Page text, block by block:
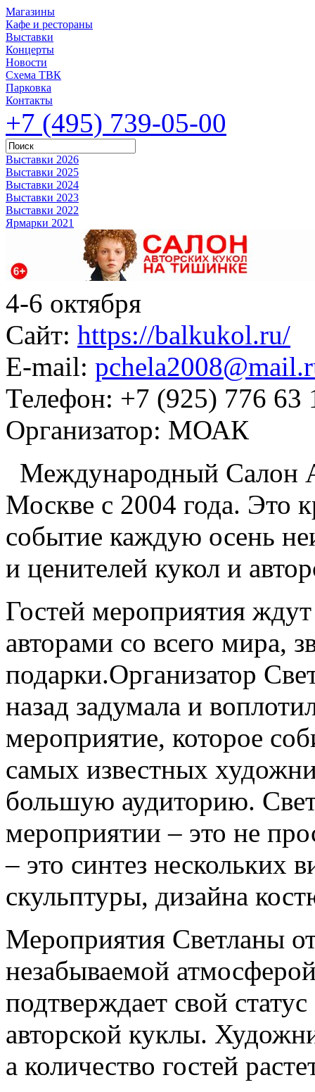
Магазины
Кафе и рестораны
Выставки
Концерты
Новости
Схема ТВК
Парковка
Контакты
+7 (495) 739-05-00
Выставки 2026
Выставки 2025
Выставки 2024
Выставки 2023
Выставки 2022
Ярмарки 2021
4-6 октября
Сайт: https://balkukol.ru/
E-mail:
Телефон: +7 (925) 776 63
Организатор: МОАК
Международный Салон
Москве с 2004 года. Это
событие каждую осень
и ценителей кукол и
Гостей мероприятия
авторами со всего мира,
подарки.Организатор
назад задумала и
мероприятие, которое
самых известных
большую аудиторию.
мероприятии – это не
– это синтез нескольких
скульптуры, дизайна
Мероприятия Светланы
незабываемой
подтверждает свой
авторской куклы.
а количество гостей